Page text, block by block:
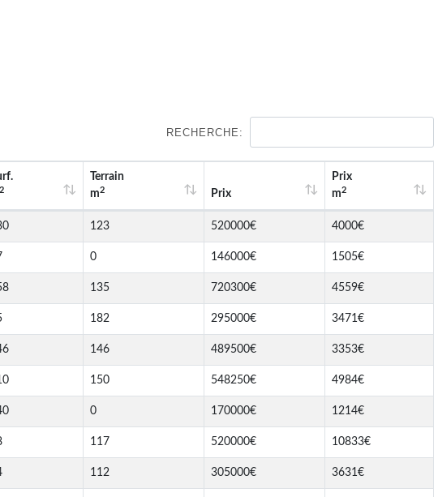
RECHERCHE:
2
Terrain
m2 Prix
Prix
m2
123 520000€ 4000€
0 146000€ 1505€
135 720300€ 4559€
182 295000€ 3471€
146 489500€ 3353€
150 548250€ 4984€
0 170000€ 1214€
117 520000€ 10833€
112 305000€ 3631€